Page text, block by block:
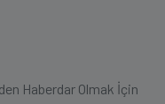
Haberdar Olmak İçin